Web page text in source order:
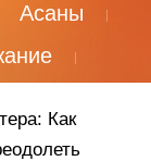
Асаны
Как